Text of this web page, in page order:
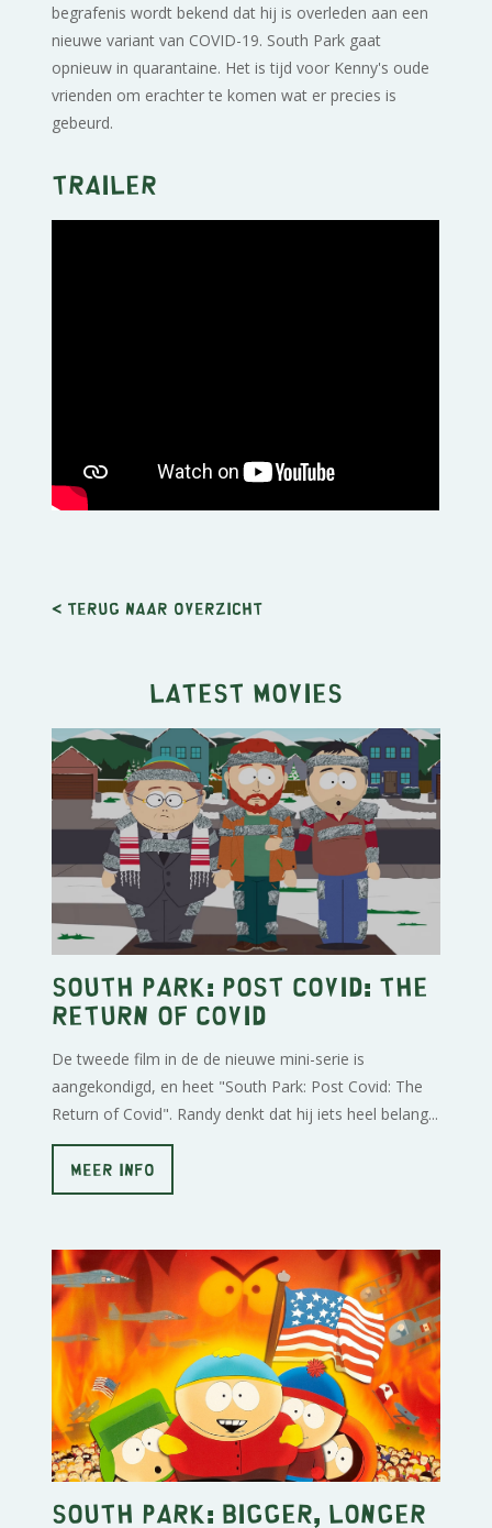
begrafenis wordt bekend dat hij is overleden aan een
nieuwe variant van COVID-19. South Park gaat
opnieuw in quarantaine. Het is tijd voor Kenny's oude
vrienden om erachter te komen wat er precies is
gebeurd.
Trailer
< Terug naar overzicht
Latest movies
South Park: Post Covid: The
Return of Covid
De tweede film in de de nieuwe mini-serie is
aangekondigd, en heet "South Park: Post Covid: The
Return of Covid". Randy denkt dat hij iets heel belang...
MEER INFO
South Park: Bigger, Longer